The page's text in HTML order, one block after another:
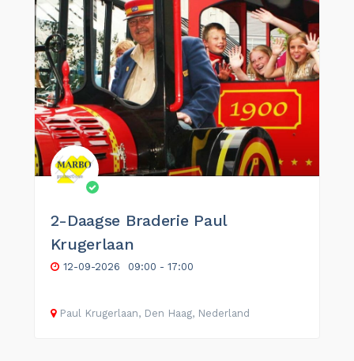
2-Daagse Braderie Paul
Krugerlaan
12-09-2026 09:00 - 17:00
Paul Krugerlaan, Den Haag, Nederland